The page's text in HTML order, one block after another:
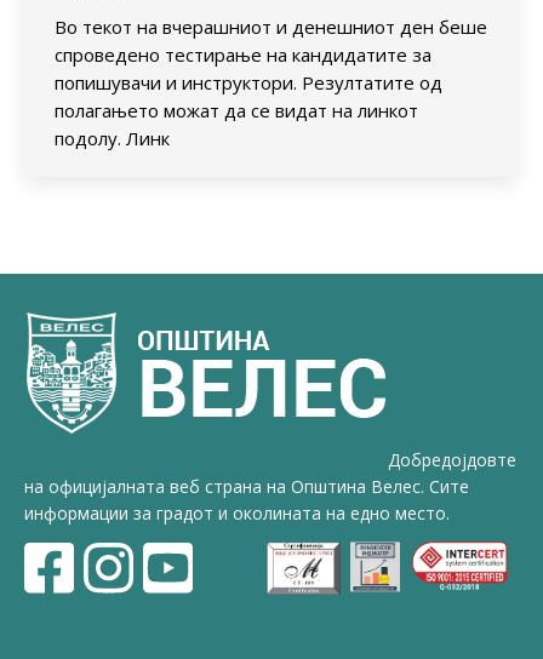
Во текот на вчерашниот и денешниот ден беше
спроведено тестирање на кандидатите за
попишувачи и инструктори. Резултатите од
полагањето можат да се видат на линкот
подолу. Линк
Добредојдовте
на официјалната веб страна на Општина Велес. Сите
информации за градот и околината на едно место.